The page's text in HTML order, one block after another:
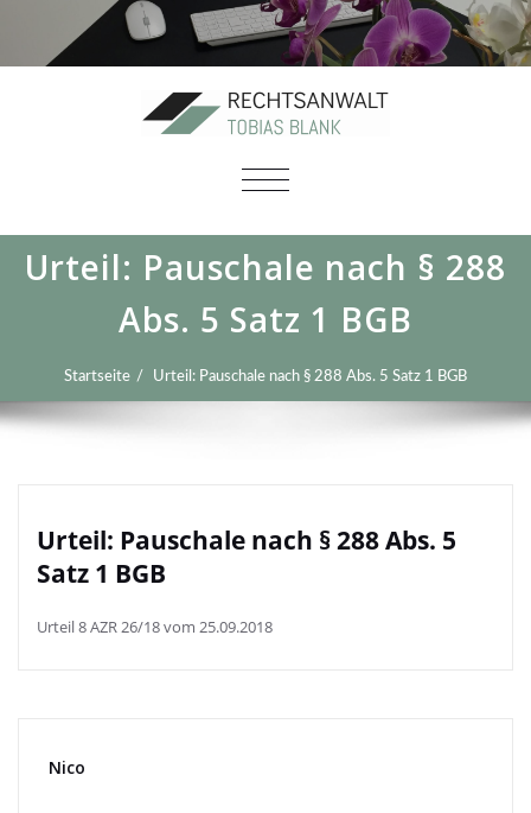
SCHALTE
Urteil: Pauschale nach § 288
Abs. 5 Satz 1 BGB
Startseite Urteil: Pauschale nach § 288 Abs. 5 Satz 1 BGB
Urteil: Pauschale nach § 288 Abs. 5
Satz 1 BGB
Urteil 8 AZR 26/18 vom 25.09.2018
Nico